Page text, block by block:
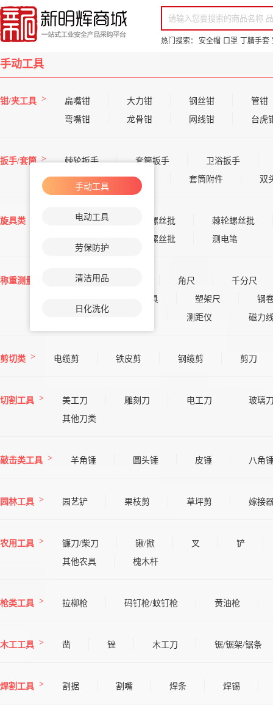
你好，欢迎来到新明辉！ 请登录
免费注册
专属服务 超低折扣价
热门搜索：
安全帽 口罩 丁腈手套
全部商品分类 场景采购 品
手动工具
电动工具
劳保防护
清洁用品
日化洗化
手动工具
钳/夹工具 扁嘴钳 大力钳 钢丝钳
管钳
弯嘴钳
龙骨钳 网线钳 台虎
扳手/套筒 棘轮扳手 套筒扳手
卫浴扳手
套筒
活口扳手 套筒附件 双
旋具类 一字螺丝批 十字螺丝批
棘轮螺丝批
穿芯螺丝批 测电笔
称重测量 钢直尺 角尺
千分尺
其他量具 塑架尺
钢
测距仪 磁力
剪切类 电缆剪 铁皮剪 钢缆剪 剪刀
切割工具 美工刀 雕刻刀 电工刀
玻璃
其他刀类
敲击类工具 羊角锤 圆头锤 皮锤 八角
园林工具 园艺铲 果枝剪 草坪剪 嫁接
农用工具 镰刀/柴刀 锹/掀 叉
铲
其他农具
槐木杆
枪类工具 拉柳枪 码钉枪/蚊钉枪 黄油枪
木工工具 凿 锉 木工刀 锯/锯架/锯条
焊割工具 割据 割嘴 焊条 焊锡